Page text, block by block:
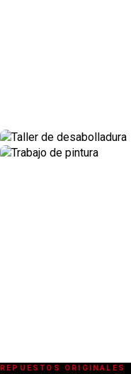
REPUESTOS ORIGINALES